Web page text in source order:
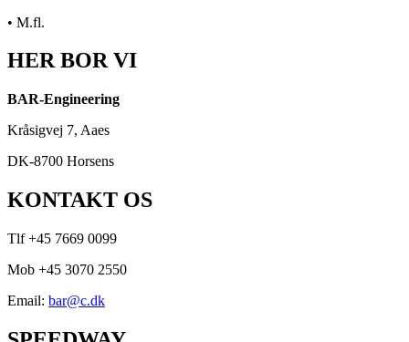
• M.fl.​
HER BOR VI
BAR-Engineering
Kråsigvej 7, Aaes
DK-8700 Horsens
KONTAKT OS​
Tlf +45 7669 0099
Mob +45 3070 2550
Email: bar@c.dk